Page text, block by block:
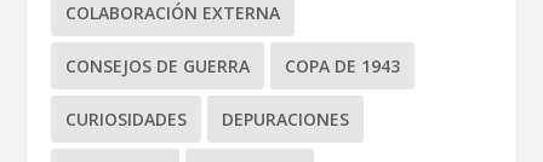
COLABORACIÓN EXTERNA
CONSEJOS DE GUERRA COPA DE 1943
CURIOSIDADES DEPURACIONES